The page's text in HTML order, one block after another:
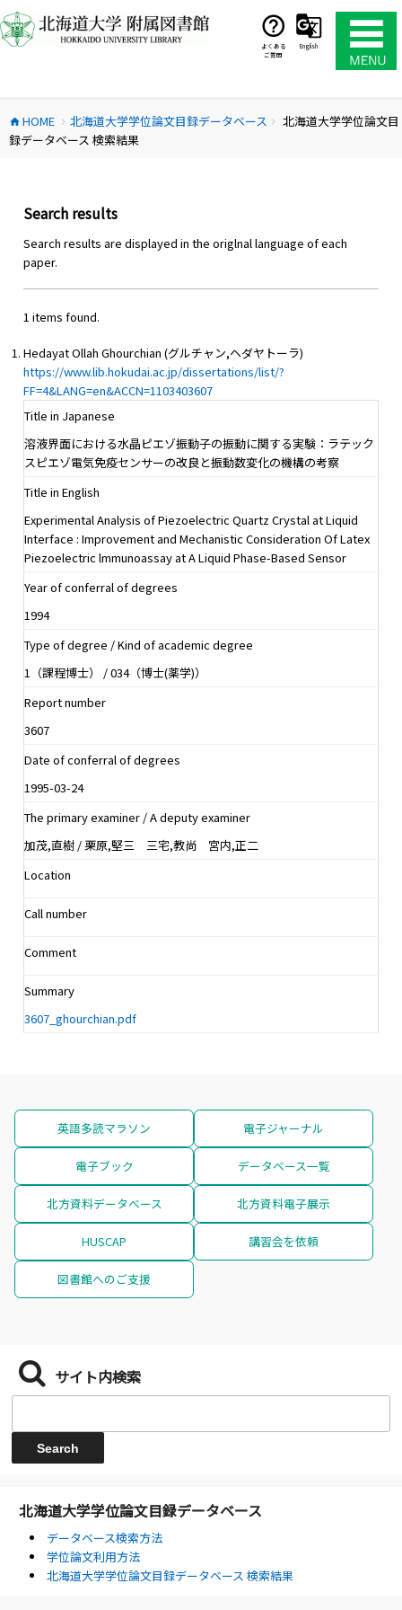
ン
テ
ス
キ
よくある
ご質問
English
home HOME chevron_right 北海道大学学位論文目録データベース chevron_right
北海道大学学位論文目
録データベース 検索結果
Search results
Search results are displayed in the origlnal language of each
paper.
1 items found.
Hedayat Ollah Ghourchian (グルチャン,ヘダヤトーラ)
https://www.lib.hokudai.ac.jp/dissertations/list/?
FF=4&LANG=en&ACCN=1103403607
Title in Japanese
溶液界面における水晶ピエゾ振動子の振動に関する実験：ラテック
スピエゾ電気免疫センサーの改良と振動数変化の機構の考察
Title in English
Experimental Analysis of Piezoelectric Quartz Crystal at Liquid
Interface : Improvement and Mechanistic Consideration Of Latex
Piezoelectric lmmunoassay at A Liquid Phase-Based Sensor
Year of conferral of degrees
1994
Type of degree / Kind of academic degree
1（課程博士） / 034（博士(薬学)）
Report number
3607
Date of conferral of degrees
1995-03-24
The primary examiner / A deputy examiner
加茂,直樹 / 栗原,堅三 三宅,教尚 宮内,正二
Location
Call number
Comment
Summary
3607_ghourchian.pdf
英語多読マラソン 電子ジャーナル
電子ブック データベース一覧
北方資料データベース 北方資料電子展示
HUSCAP 講習会を依頼
図書館へのご支援
サイト内検索
北海道大学学位論文目録データベース
データベース検索方法
学位論文利用方法
北海道大学学位論文目録データベース 検索結果